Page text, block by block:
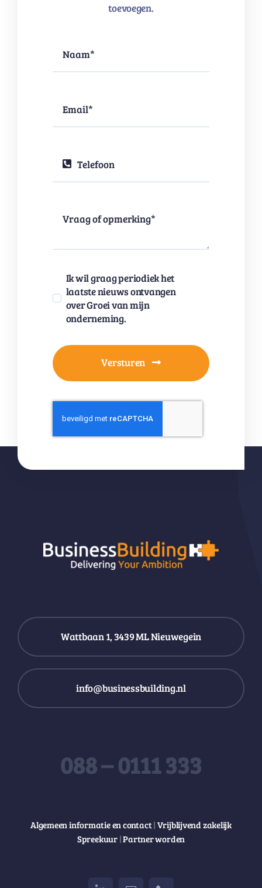
toevoegen.
Ik wil graag periodiek het
laatste nieuws ontvangen
over Groei van mijn
onderneming.
Versturen
Wattbaan 1, 3439 ML Nieuwegein
info@businessbuilding.nl
088 – 0111 333
Algemeen informatie en contact | Vrijblijvend zakelijk
Spreekuur |Partner worden